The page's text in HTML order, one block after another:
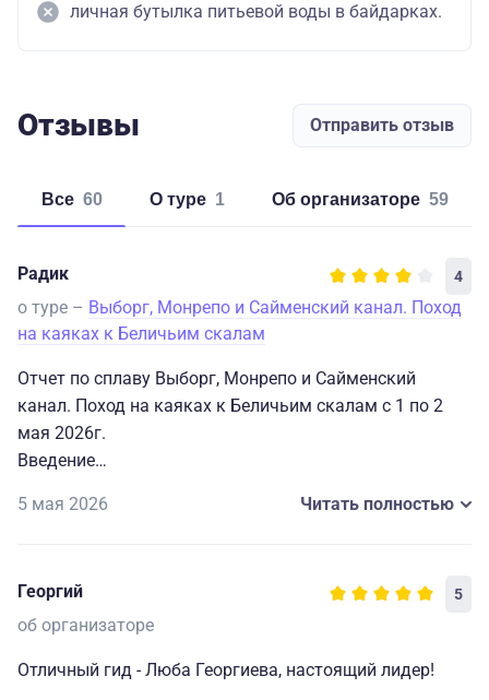
личная бутылка питьевой воды в байдарках.
Отзывы Отправить отзыв
Все 60 о туре 1 об организаторе 59
Радик 4
о туре – Выборг, Монрепо и Сайменский канал. Поход
на каяках к Беличьим скалам
Отчет по сплаву Выборг, Монрепо и Сайменский
канал. Поход на каяках к Беличьим скалам с 1 по 2
мая 2026г.
Введение
– короткое приключение, наполненное свежим
долгих поисков на сайте “Большой Страны” и с учетом
ограниченного бюджета и времени, выбор
“несложном” маршруте, начинающемся из Выборга.
5 мая 2026 Читать полностью
Георгий 5
об организаторе
Отличный гид - Люба Георгиева, настоящий лидер!